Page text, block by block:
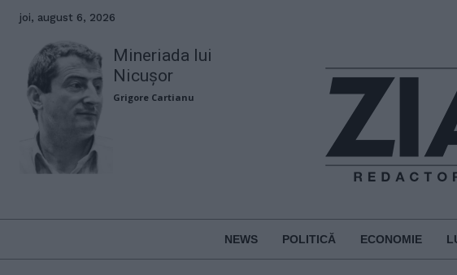
joi, august 6, 2026
Mineriada lui
Nicușor
Grigore Cartianu
NEWS POLITICĂ ECONOMIE